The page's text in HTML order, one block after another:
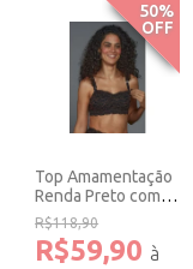
50%
OFF
Top Amamentação
Renda Preto com
Ouro Rosê Amari.
R$118,90
R$59,90